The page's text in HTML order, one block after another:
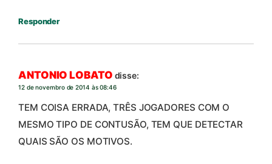
Responder
ANTONIO LOBATO disse:
12 de novembro de 2014 às 08:46
TEM COISA ERRADA, TRÊS JOGADORES COM O
MESMO TIPO DE CONTUSÃO, TEM QUE DETECTAR
QUAIS SÃO OS MOTIVOS.